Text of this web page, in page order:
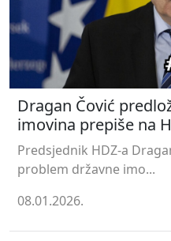
Dragan Čović
imovina prepiše na
Predsjednik HDZ-a
problem državne imo...
08.01.2026.